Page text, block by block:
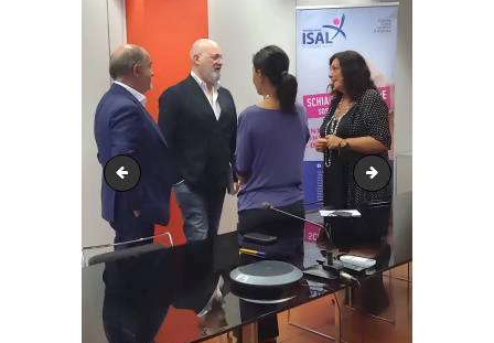
WhatsApp Image 2022-09-05 at 10.47.10 (1)WhatsApp Image